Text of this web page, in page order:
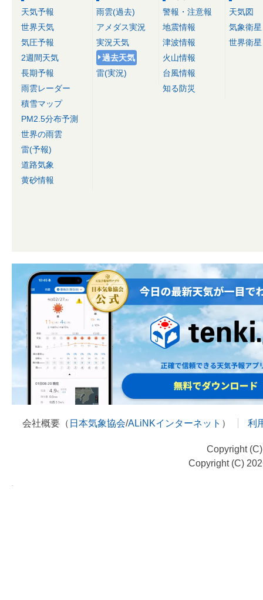
天気予報
世界天気
気圧予報
2週間天気
長期予報
雨雲レーダー
積雪マップ
PM2.5分布予測
世界の雨雲
雷(予報)
道路気象
黄砂情報
雨雲(過去)
アメダス実況
実況天気
過去天気
雷(実況)
警報・注意報
地震情報
津波情報
火山情報
台風情報
知る防災
天気図
気象衛星
世界衛星
会社概要（ 日本気象協会/ALiNKインターネット ） 利
Copyright
Copyright (C)